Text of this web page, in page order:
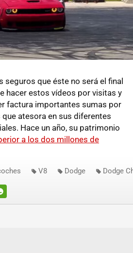
seguros que éste no será el final
hacer estos vídeos por visitas y
factura importantes sumas por
que atesora en sus diferentes
Hace un año, su patrimonio
a los dos millones de
V8 Dodge Dodge